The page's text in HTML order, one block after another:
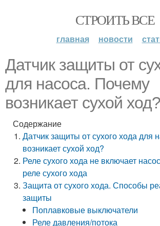
СТРОИТЬ ВСЕ
главная новости
Датчик защиты от
для насоса. Почему
возникает сухой ход?
Содержание
Датчик защиты от сухого хода для
возникает сухой ход?
Реле сухого хода не включает
реле сухого хода
Защита от сухого хода. Способы
защиты
Поплавковые выключатели
Реле давления/потока